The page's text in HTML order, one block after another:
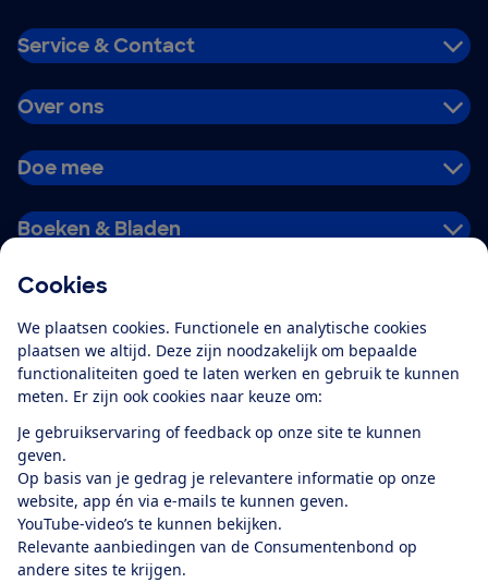
Cookies
We plaatsen cookies. Functionele en analytische cookies
plaatsen we altijd. Deze zijn noodzakelijk om bepaalde
functionaliteiten goed te laten werken en gebruik te kunnen
meten. Er zijn ook cookies naar keuze om:
Je gebruikservaring of feedback op onze site te kunnen
geven.
Op basis van je gedrag je relevantere informatie op onze
website, app én via e-mails te kunnen geven.
YouTube-video’s te kunnen bekijken.
Relevante aanbiedingen van de Consumentenbond op
andere sites te krijgen.
Service & Contact
Over ons
Doe mee
Boeken & Bladen
Alles over de
app
Algemene Voorwaarden
Privacyverklaring
Cookiebeleid
Privacyvoorkeuren
Toegankelijkheid